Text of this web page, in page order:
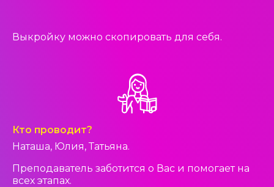
Выкройку можно скопировать для себя.
Кто проводит?
Наташа, Юлия, Татьяна.
Преподаватель заботится о Вас и помогает на
всех этапах.